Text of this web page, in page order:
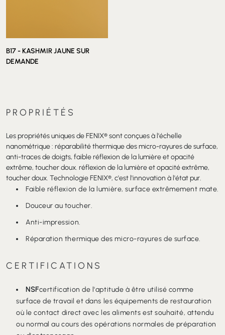
B17 - KASHMIR JAUNE SUR
DEMANDE
PROPRIÉTÉS
Les propriétés uniques de FENIX® sont conçues à l'échelle
nanométrique : réparabilité thermique des micro-rayures de surface,
anti-traces de doigts, faible réflexion de la lumière et opacité
extrême, toucher doux. réflexion de la lumière et opacité extrême,
toucher doux. Technologie FENIX®, c'est l'innovation à l'état pur.
Faible réflexion de la lumière, surface extrêmement mate.
Douceur au toucher.
Anti-impression.
Réparation thermique des micro-rayures de surface.
CERTIFICATIONS
NSFcertification de l'aptitude à être utilisé comme
surface de travail et dans les équipements de restauration
où le contact direct avec les aliments est souhaité, attendu
ou normal au cours des opérations normales de préparation